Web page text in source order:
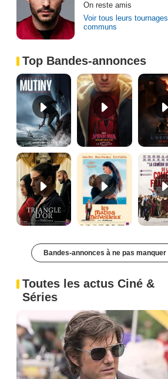
On reste amis
Voir tous leurs tournages
communs
Top Bandes-annonces
Mutiny Bande-annonce VO STFR Spider-Man: Brand New Day Bande-annonce VO STFR
Le Triangle d'or Bande-annonce VF
Bandes-annonces à ne pas manquer
Toutes les actus Ciné &
Séries